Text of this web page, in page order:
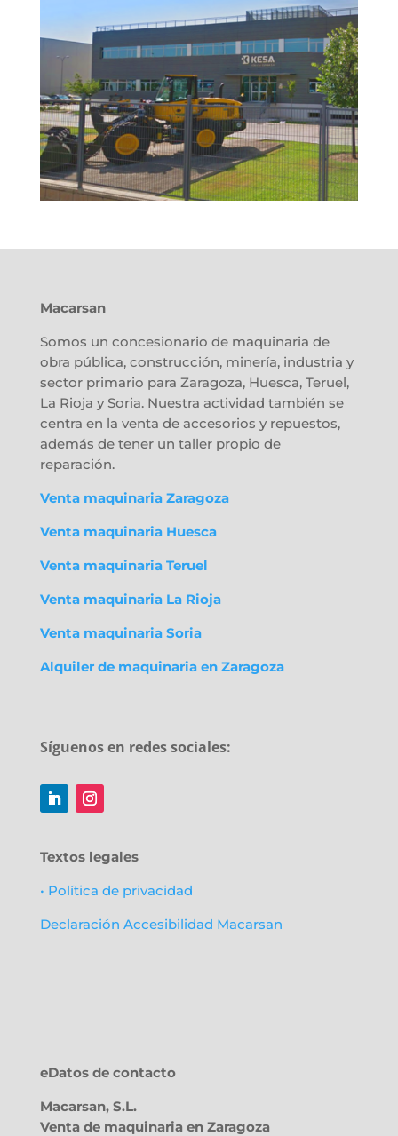
Macarsan
Somos un concesionario de maquinaria de
obra pública, construcción, minería, industria y
sector primario para Zaragoza, Huesca, Teruel,
La Rioja y Soria. Nuestra actividad también se
centra en la venta de accesorios y repuestos,
además de tener un taller propio de
reparación.
Venta maquinaria Zaragoza
Venta maquinaria Huesca
Venta maquinaria Teruel
Venta maquinaria La Rioja
Venta maquinaria Soria
Alquiler de maquinaria en Zaragoza
Síguenos en redes sociales:
Textos legales
• Política de privacidad
Declaración Accesibilidad Macarsan
eDatos de contacto
Macarsan, S.L.
Venta de maquinaria en Zaragoza